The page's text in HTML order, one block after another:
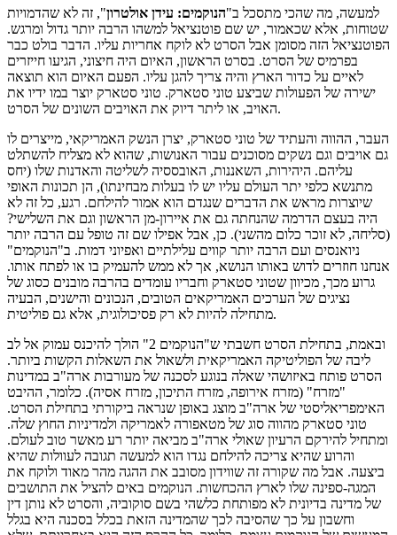
למעשה, מה שהכי מתסכל ב"הנוקמים: עידן אולטרון", זה לא שהדמויות
שטוחות, אלא שכאמור, יש שם פוטנציאל למשהו הרבה יותר גדול ומרגש.
הפוטנציאל הזה מסומן אבל הסרט לא לוקח אחריות עליו. הדבר בולט כבר
בפרמיס של הסרט. בסרט הראשון, האיום היה חיצוני, הגיעו חייזרים
לאיים על כדור הארץ והיה צריך להגן עליו. הפעם האיום הוא תוצאה
ישירה של הפעולות שביצע טוני סטארק. טוני סטארק יוצר במו ידיו את
האויב, או ליתר דיוק את האויבים השונים של הסרט.
העבר, ההווה והעתיד של טוני סטארק, יצרן הנשק האמריקאי, מייצרים לו
גם אויבים וגם נשקים מסוכנים עבור האנושות, שהוא לא מצליח להשתלט
עליהם. היהירות, השאננות, האובססיה לשליטה והאדנות שלו (יחס
מתנשא כלפי יתר העולם עליו יש לו בעלות מבחינתו), הן תכונות האופי
שיוצרות מראש את הדברים שנגדם הוא אמור להילחם. רגע, כל זה לא
היה בעצם הדרמה שהנחתה גם את איירון-מן הראשון וגם את השלישי?
(סליחה, לא זוכר כלום מהשני). כן, אבל אפילו שם זה טופל עם הרבה יותר
ניואנסים ועם הרבה יותר קווים עלילתיים ואפיוני דמות. ב"הנוקמים"
אנחנו חוזרים לדוש באותו הנושא, אך לא ממש להעמיק בו או לפתח אותו.
גרוע מכך, מכיוון שטוני סטארק וחבריו עומדים בהרבה מובנים כסוג של
נציגים של הערכים האמריקאים הטובים, הנכונים והישנים, הבעיה
מתחילה להיות לא רק פסיכולוגית, אלא גם פוליטית.
ובאמת, בתחילת הסרט חשבתי ש"הנוקמים 2" הולך להיכנס עמוק אל לב
ליבה של הפוליטיקה האמריקאית ולשאול את השאלות הקשות ביותר.
הסרט פותח באיזושהי שאלה בנוגע לסכנה של מעורבות ארה"ב במדינות
"מזרח" (מזרח אירופה, מזרח התיכון, מזרח אסיה). כלומר, ההיבט
האימפריאליסטי של ארה"ב מוצג באופן שנראה ביקורתי בתחילת הסרט.
טוני סטארק מהווה סוג של מטאפורה לאמריקה ולמדיניות החוץ שלה.
ומתחיל להירקם הרעיון שאולי ארה"ב מביאה יותר רע מאשר טוב לעולם.
והרוע שהיא צריכה להילחם נגדו הוא למעשה תגובה לעוולות שהיא
ביצעה. אבל מה שקורה זה שווידון מסובב את ההגה מהר מאוד ולוקח את
המגה-ספינה שלו לארץ ההכחשות. הנוקמים באים להציל את התושבים
של מדינה בדיונית לא מפותחת כלשהי בשם סוקוביה, והסרט לא נותן דין
וחשבון על כך שהסיבה לכך שהמדינה הזאת בכלל בסכנה היא בגלל